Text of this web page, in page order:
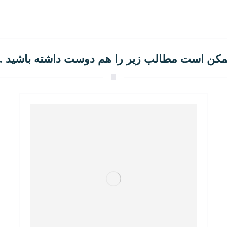
است مطالب زیر را هم دوست داشته باشید